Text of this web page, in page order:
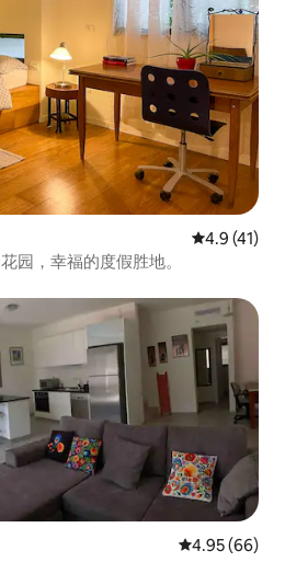
平均评分
4.9 (41)
园，幸福的度假胜地。
平均评分 4.95
4.95 (66)